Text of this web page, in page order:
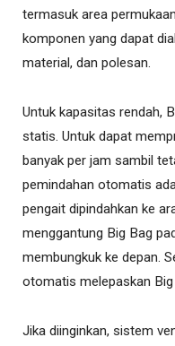
termasuk area
komponen yang dapat
material, dan polesan.
Untuk kapasitas rendah,
statis. Untuk dapat
banyak per jam sambil
pemindahan otomatis
pengait dipindahkan ke
menggantung Big Bag
membungkuk ke depan.
otomatis melepaskan Big
Jika diinginkan, sistem